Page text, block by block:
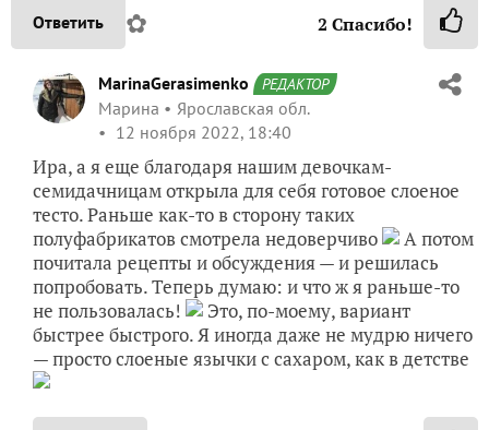
Ответить ✿ 2 Спасибо!
MarinaGerasimenko РЕДАКТОР
Марина
Ярославская обл.
12 ноября 2022, 18:40
Ира, а я еще благодаря нашим девочкам-
семидачницам открыла для себя готовое слоеное
тесто. Раньше как-то в сторону таких
полуфабрикатов смотрела недоверчиво
А потом
почитала рецепты и обсуждения — и решилась
попробовать. Теперь думаю: и что ж я раньше-то
не пользовалась!
Это, по-моему, вариант
быстрее быстрого. Я иногда даже не мудрю ничего
— просто слоеные язычки с сахаром, как в детстве